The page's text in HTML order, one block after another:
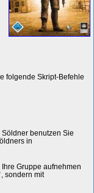
folgende Skript-Befehle
benutzen Sie
in
Gruppe aufnehmen
, sondern mit